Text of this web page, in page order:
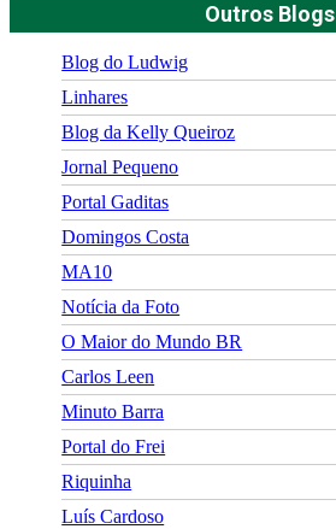
Outros Blogs
Blog do Ludwig
Linhares
Blog da Kelly Queiroz
Jornal Pequeno
Portal Gaditas
Domingos Costa
MA10
Notícia da Foto
O Maior do Mundo BR
Carlos Leen
Minuto Barra
Portal do Frei
Riquinha
Luís Cardoso